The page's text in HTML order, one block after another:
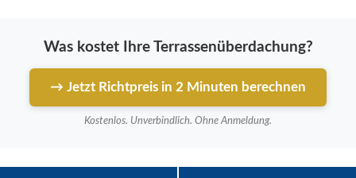
Was kostet Ihre Terrassenüberdachung?
→ Jetzt Richtpreis in 2 Minuten berechnen
Kostenlos. Unverbindlich. Ohne Anmeldung.